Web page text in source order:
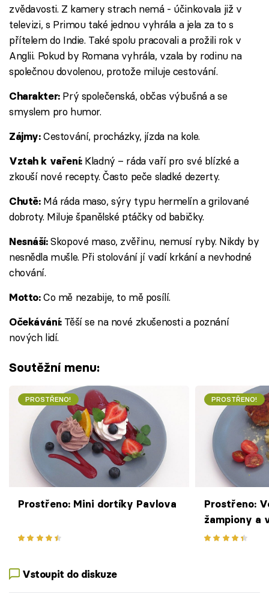
zvědavosti. Z kamery strach nemá - účinkovala již v
televizi, s Primou také jednou vyhrála a jela za to s
přítelem do Indie. Také spolu pracovali a prožili rok v
Anglii. Pokud by Romana vyhrála, vzala by rodinu na
společnou dovolenou, protože miluje cestování.
Charakter: Prý společenská, občas výbušná a se
smyslem pro humor.
Zájmy:Cestování, procházky, jízda na kole.
Vztah k vaření: Kladný – ráda vaří pro své blízké a
zkouší nové recepty. Často peče sladké dezerty.
Chutě: Má ráda maso, sýry typu hermelín a grilované
dobroty. Miluje španělské ptáčky od babičky.
Nesnáší:Skopové maso, zvěřinu, nemusí ryby. Nikdy by
nesnědla mušle. Při stolování jí vadí krkání a nevhodné
chování.
Motto:Co mě nezabije, to mě posílí.
Očekávání: Těší se na nové zkušenosti a poznání
nových lidí.
Soutěžní menu:
PROSTŘENO!
Prostřeno: Mini dortíky Pavlova
PROSTŘENO!
Prostřeno:
žampiony a
brambory s
Vstoupit do diskuze